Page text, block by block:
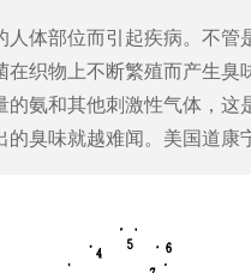
人体部位而引起疾病。不
在织物上不断繁殖而产生
的氨和其他刺激性气体，
的臭味就越难闻。美国道